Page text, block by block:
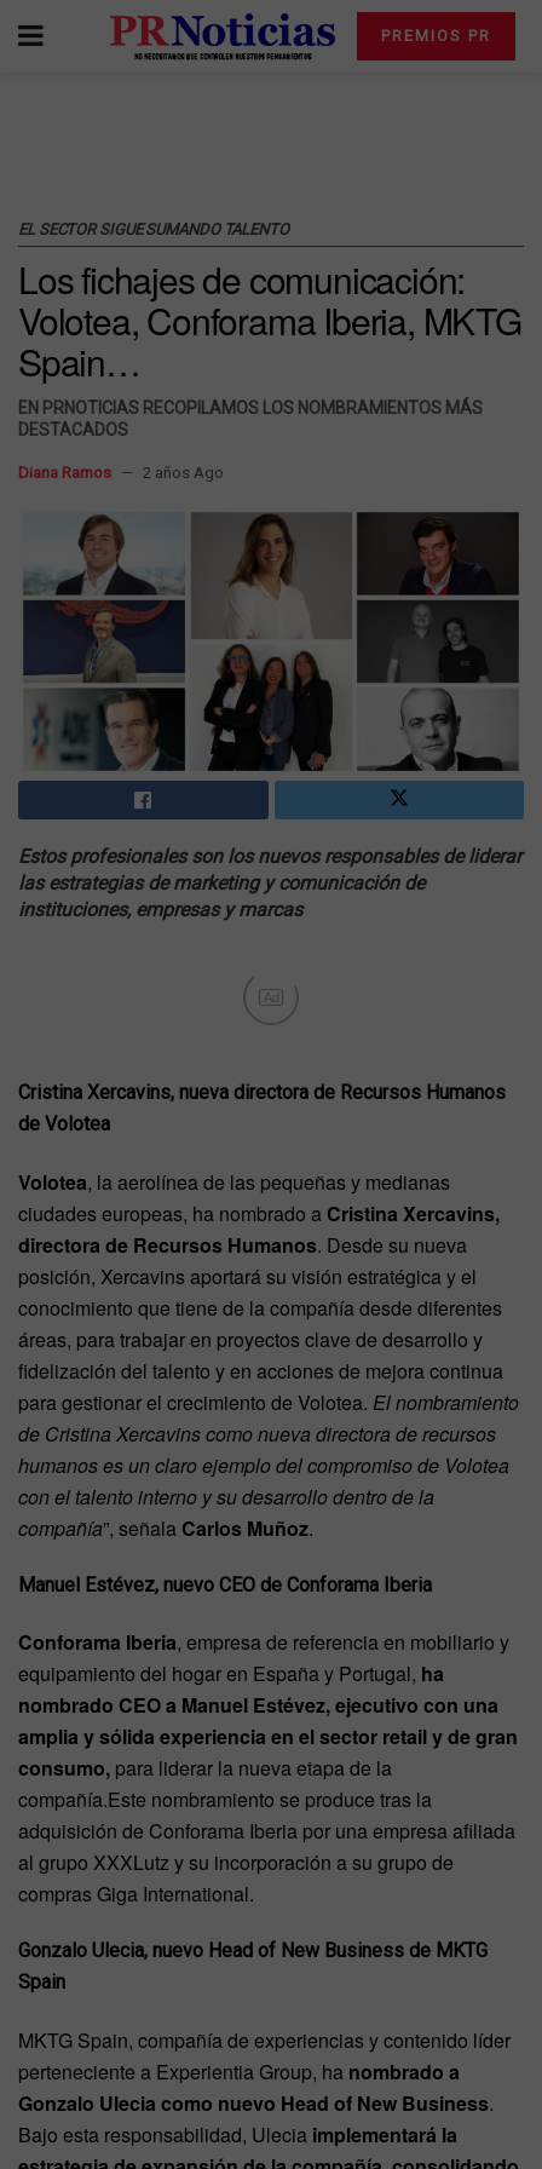
PREMIOS PR
EL SECTOR SIGUE SUMANDO TALENTO
Los fichajes de comunicación:
Volotea, Conforama Iberia, MKTG
Spain…
EN PRNOTICIAS RECOPILAMOS LOS NOMBRAMIENTOS MÁS
DESTACADOS
Diana Ramos 2 años Ago
Estos profesionales son los nuevos responsables de liderar
las estrategias de marketing y comunicación de
instituciones, empresas y marcas
Ad
Cristina Xercavins, nueva directora de Recursos Humanos
de Volotea
Volotea, la aerolínea de las pequeñas y medianas
ciudades europeas, ha nombrado a Cristina Xercavins,
directora de Recursos Humanos. Desde su nueva
posición, Xercavins aportará su visión estratégica y el
conocimiento que tiene de la compañía desde diferentes
áreas, para trabajar en proyectos clave de desarrollo y
fidelización del talento y en acciones de mejora continua
para gestionar el crecimiento de Volotea. El nombramiento
de Cristina Xercavins como nueva directora de recursos
humanos es un claro ejemplo del compromiso de Volotea
con el talento interno y su desarrollo dentro de la
compañía”, señala Carlos Muñoz.
Manuel Estévez, nuevo CEO de Conforama Iberia
Conforama Iberia, empresa de referencia en mobiliario y
equipamiento del hogar en España y Portugal, ha
nombrado CEO a Manuel Estévez, ejecutivo con una
amplia y sólida experiencia en el sector retail y de gran
consumo, para liderar la nueva etapa de la
compañía.Este nombramiento se produce tras la
adquisición de Conforama Iberia por una empresa afiliada
al grupo XXXLutz y su incorporación a su grupo de
compras Giga International.
Gonzalo Ulecia, nuevo Head of New Business de MKTG
Spain
MKTG Spain, compañía de experiencias y contenido líder
perteneciente a Experientia Group, ha nombrado a
Gonzalo Ulecia como nuevo Head of New Business.
Bajo esta responsabilidad, Ulecia implementará la